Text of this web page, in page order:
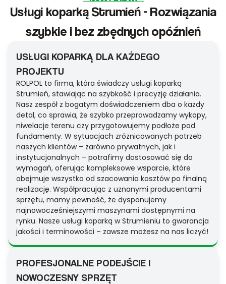
Usługi koparką Strumień - Rozwiązania
szybkie i bez zbędnych opóźnień
USŁUGI KOPARKĄ DLA KAŻDEGO
PROJEKTU
ROLPOL to firma, która świadczy usługi koparką
Strumień, stawiając na szybkość i precyzję działania.
Nasz zespół z bogatym doświadczeniem dba o każdy
detal, co sprawia, że szybko przeprowadzamy wykopy,
niwelacje terenu czy przygotowujemy podłoże pod
fundamenty. W sytuacjach zróżnicowanych potrzeb
naszych klientów – zarówno prywatnych, jak i
instytucjonalnych – potrafimy dostosować się do
wymagań, oferując kompleksowe wsparcie, które
obejmuje wszystko od szacowania kosztów po finalną
realizację. Współpracując z uznanymi producentami
sprzętu, mamy pewność, że dysponujemy
najnowocześniejszymi maszynami dostępnymi na
rynku. Nasze usługi koparką w Strumieniu to gwarancja
jakości i terminowości – zawsze możesz na nas liczyć!
PROFESJONALNE PODEJŚCIE I
NOWOCZESNY SPRZĘT